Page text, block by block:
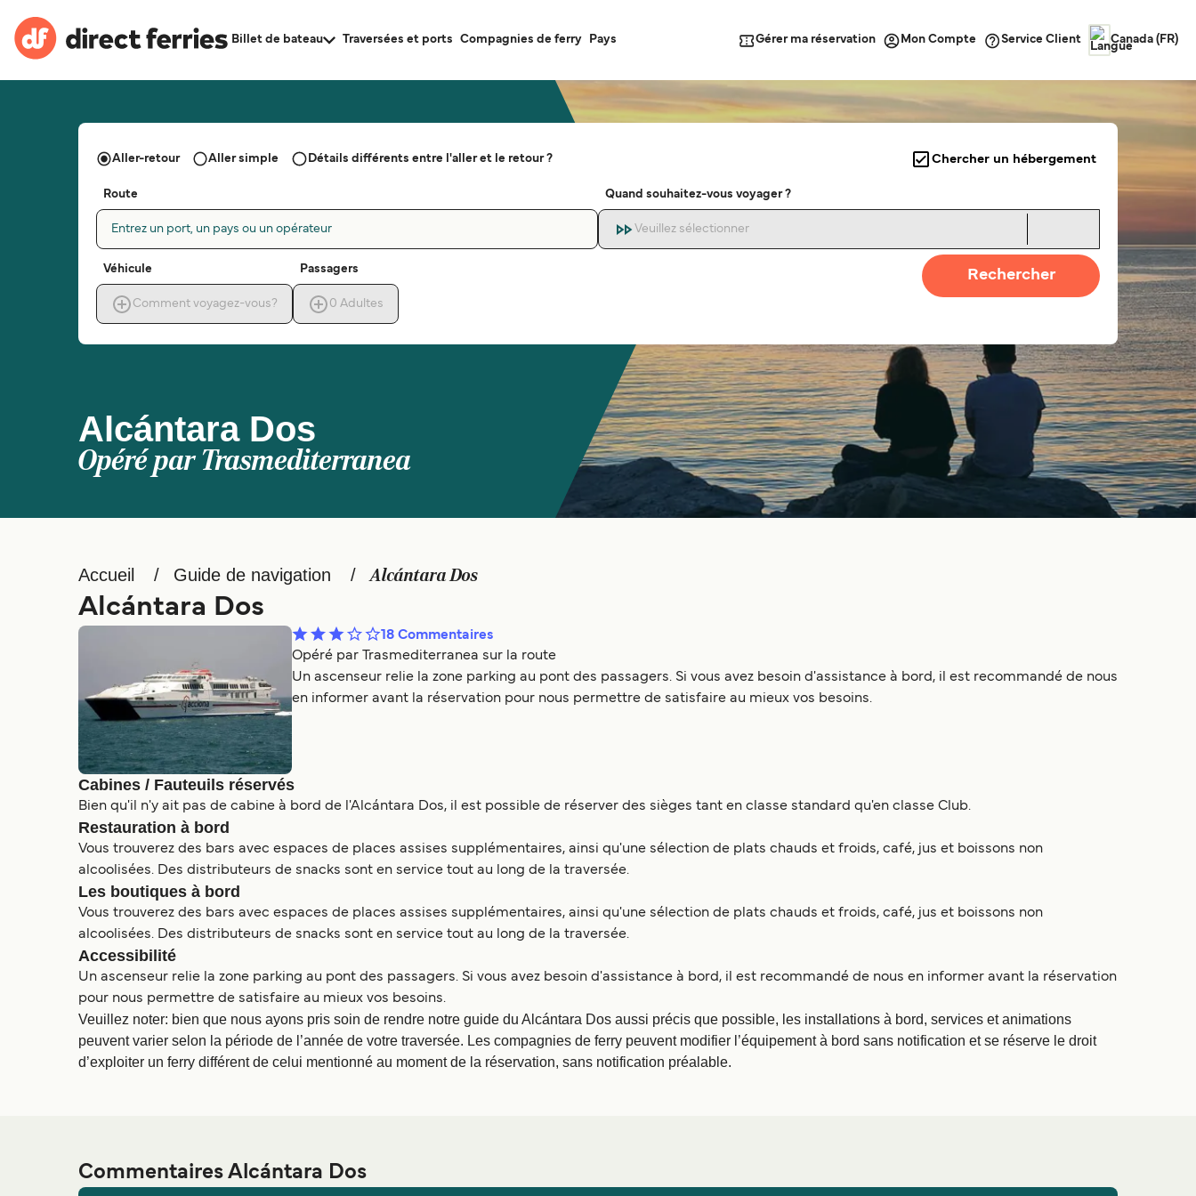
Billet de bateau Traversées et ports Compagnies de ferry Pays Gérer ma réservation Mon Compte Service Client Canada (FR)
Alcántara Dos
Opéré par Trasmediterranea
Aller-retour Aller simple Détails différents entre l'aller et le retour ? Chercher un hébergement
Route
Entrez un port, un pays ou un opérateur
Quand souhaitez-vous voyager ?
Veuillez sélectionner
Véhicule
Comment voyagez-vous?
Passagers
0 Adultes
Rechercher
Accueil Guide de navigation Alcántara Dos
Alcántara Dos
18 Commentaires
Opéré par Trasmediterranea sur la route
Un ascenseur relie la zone parking au pont des passagers. Si vous avez besoin d'assistance à bord, il est recommandé de nous
en informer avant la réservation pour nous permettre de satisfaire au mieux vos besoins.
Cabines / Fauteuils réservés
Bien qu'il n'y ait pas de cabine à bord de l'Alcántara Dos, il est possible de réserver des sièges tant en classe standard qu'en classe Club.
Restauration à bord
Vous trouverez des bars avec espaces de places assises supplémentaires, ainsi qu'une sélection de plats chauds et froids, café, jus et boissons non
alcoolisées. Des distributeurs de snacks sont en service tout au long de la traversée.
Les boutiques à bord
Vous trouverez des bars avec espaces de places assises supplémentaires, ainsi qu'une sélection de plats chauds et froids, café, jus et boissons non
alcoolisées. Des distributeurs de snacks sont en service tout au long de la traversée.
Accessibilité
Un ascenseur relie la zone parking au pont des passagers. Si vous avez besoin d'assistance à bord, il est recommandé de nous en informer avant la réservation
pour nous permettre de satisfaire au mieux vos besoins.
Veuillez noter: bien que nous ayons pris soin de rendre notre guide du Alcántara Dos aussi précis que possible, les installations à bord, services et animations
peuvent varier selon la période de l’année de votre traversée. Les compagnies de ferry peuvent modifier l’équipement à bord sans notification et se réserve le droit
d’exploiter un ferry différent de celui mentionné au moment de la réservation, sans notification préalable.
Commentaires Alcántara Dos